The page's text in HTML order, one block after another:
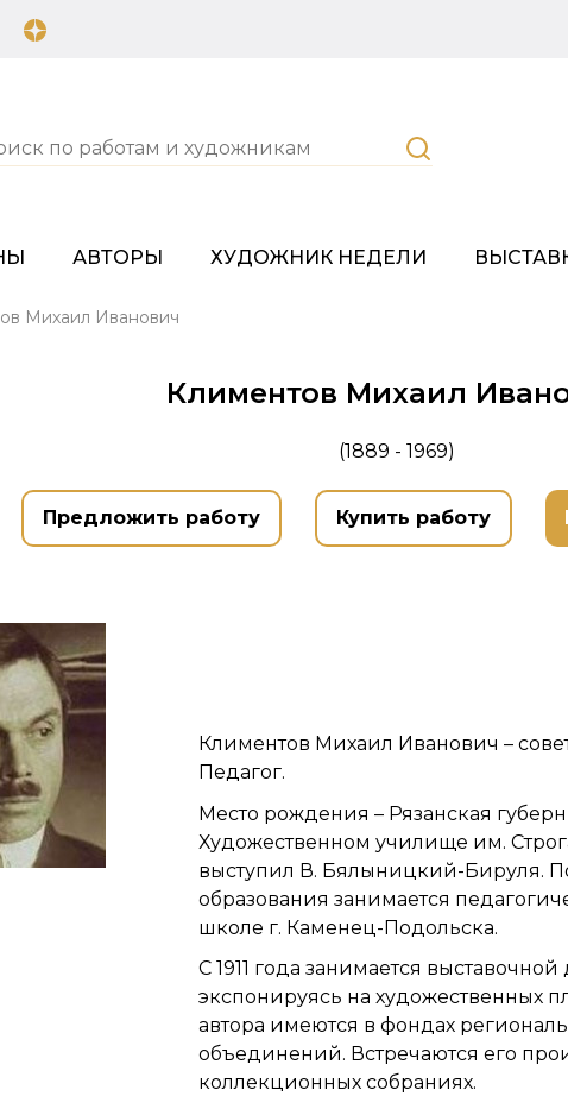
АВТОРЫ ХУДОЖНИК НЕДЕЛИ
Михаил Иванович
Климентов Михаил
(1889 - 1969)
Предложить работу Купить работу
Климентов Михаил Иванович –
Педагог.
Место рождения – Рязанская
Художественном училище им.
выступил В. Бялыницкий-Бируля.
образования занимается
школе г. Каменец-Подольска.
С 1911 года занимается
экспонируясь на художественных
автора имеются в фондах
объединений. Встречаются его
коллекционных собраниях.